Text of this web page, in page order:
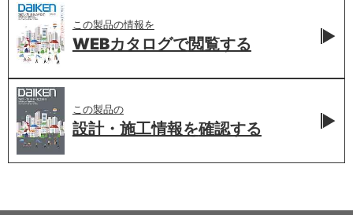
この製品の情報を
WEBカタログで閲覧する
この製品の
設計・施工情報を確認する